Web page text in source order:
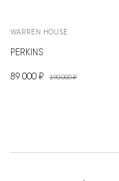
WARREN HOUSE
PERKINS
89 000 ₽ 190 000 ₽